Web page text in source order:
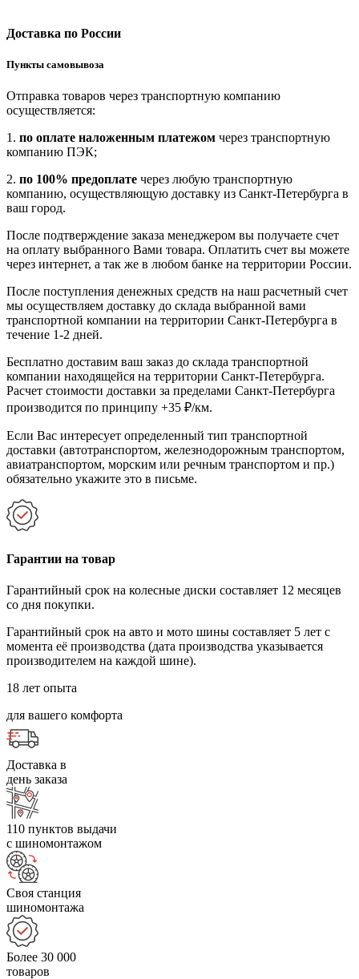
Доставка по России
Пункты самовывоза
Отправка товаров через транспортную компанию
осуществляется:
1. по оплате наложенным платежом через транспортную
компанию ПЭК;
2. по 100% предоплате через любую транспортную
компанию, осуществляющую доставку из Санкт-Петербурга в
ваш город.
После подтверждение заказа менеджером вы получаете счет
на оплату выбранного Вами товара. Оплатить счет вы можете
через интернет, а так же в любом банке на территории России.
После поступления денежных средств на наш расчетный счет
мы осуществляем доставку до склада выбранной вами
транспортной компании на территории Санкт-Петербурга в
течение 1-2 дней.
Бесплатно доставим ваш заказ до склада транспортной
компании находящейся на территории Санкт-Петербурга.
Расчет стоимости доставки за пределами Санкт-Петербурга
производится по принципу +35 ₽/км.
Если Вас интересует определенный тип транспортной
доставки (автотранспортом, железнодорожным транспортом,
авиатранспортом, морским или речным транспортом и пр.)
обязательно укажите это в письме.
Гарантии на товар
Гарантийный срок на колесные диски составляет 12 месяцев
со дня покупки.
Гарантийный срок на авто и мото шины составляет 5 лет с
момента её производства (дата производства указывается
производителем на каждой шине).
18 лет опыта
для вашего комфорта
Доставка в
день заказа
110 пунктов выдачи
с шиномонтажом
Своя станция
шиномонтажа
Более 30 000
товаров